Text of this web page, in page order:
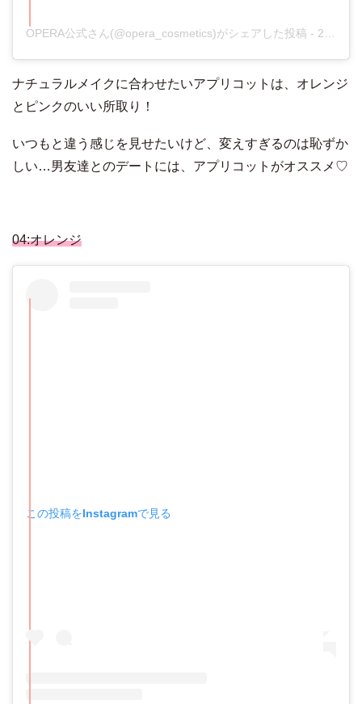
OPERA公式さん(@opera_cosmetics)がシェアした投稿 - 2017年10月月12日午後10時56分PDT
ナチュラルメイクに合わせたいアプリコットは、オレンジ
とピンクのいい所取り！
いつもと違う感じを見せたいけど、変えすぎるのは恥ずか
しい…男友達とのデートには、アプリコットがオススメ♡
04:オレンジ
この投稿をInstagramで見る